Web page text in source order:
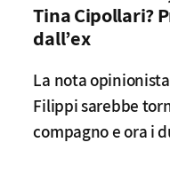
Tina Cipollari?
dall’ex
La nota
Filippi sarebbe
compagno e ora i